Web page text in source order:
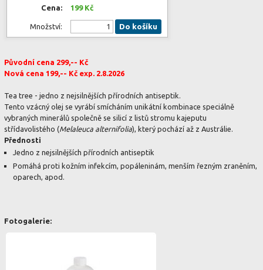
Cena: 199 Kč
Množství: Do košíku
Původní cena 299,-- Kč
Nová cena 199,-- Kč exp. 2.8.2026
Tea tree - jedno z nejsilnějších přírodních antiseptik.
Tento vzácný olej se vyrábí smícháním unikátní kombinace speciálně
vybraných minerálů společně se silicí z listů stromu kajeputu
střídavolistého (Melaleuca alternifolia), který pochází až z Austrálie.
Přednosti
Jedno z nejsilnějších přírodních antiseptik
Pomáhá proti kožním infekcím, popáleninám, menším řezným zraněním,
oparech, apod.
Fotogalerie: